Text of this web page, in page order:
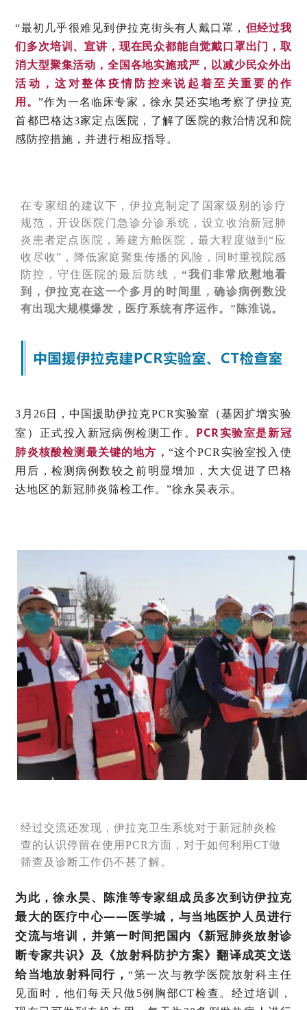
“最初几乎很难见到伊拉克街头有人戴口罩， 但经过我
们多次培训、宣讲，现在民众都能自觉戴口罩出门，取
消大型聚集活动，全国各地实施戒严，以减少民众外出
活动，这对整体疫情防控来说起着至关重要的作
用。 ”作为一名临床专家，徐永昊还实地考察了伊拉克
首都巴格达3家定点医院，了解了医院的救治情况和院
感防控措施，并进行相应指导。
在专家组的建议下，伊拉克制定了国家级别的诊疗
规范，开设医院门急诊分诊系统，设立收治新冠肺
炎患者定点医院，筹建方舱医院，最大程度做到“应
收尽收”，降低家庭聚集传播的风险，同时重视院感
防控，守住医院的最后防线， “我们非常欣慰地看
到，伊拉克在这一个多月的时间里，确诊病例数没
有出现大规模爆发，医疗系统有序运作。”陈淮说。
3月26日，中国援助伊拉克PCR实验室（基因扩增实验
室）正式投入新冠病例检测工作。 PCR实验室是新冠
肺炎核酸检测最关键的地方， “这个PCR实验室投入使
用后，检测病例数较之前明显增加，大大促进了巴格
达地区的新冠肺炎筛检工作。”徐永昊表示。
经过交流还发现，伊拉克卫生系统对于新冠肺炎检
查的认识停留在使用PCR方面，对于如何利用CT做
筛查及诊断工作仍不甚了解。
为此，徐永昊、陈淮等专家组成员多次到访伊拉克
最大的医疗中心——医学城，与当地医护人员进行
交流与培训，并第一时间把国内《新冠肺炎放射诊
断专家共识》及《放射科防护方案》翻译成英文送
给当地放射科同行， “第一次与教学医院放射科主任
见面时，他们每天只做5例胸部CT检查。经过培训，